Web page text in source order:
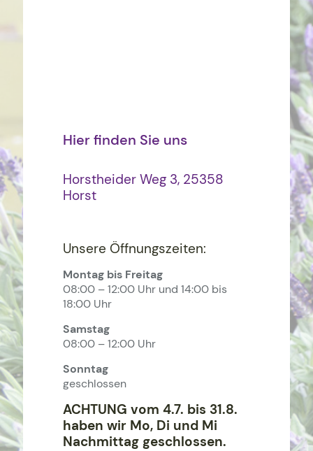
Hier finden Sie uns
Horstheider Weg 3, 25358
Horst
Unsere Öffnungszeiten:
Montag bis Freitag
08:00 – 12:00 Uhr und 14:00 bis
18:00 Uhr
Samstag
08:00 – 12:00 Uhr
Sonntag
geschlossen
ACHTUNG vom 4.7. bis 31.8.
haben wir Mo, Di und Mi
Nachmittag geschlossen.